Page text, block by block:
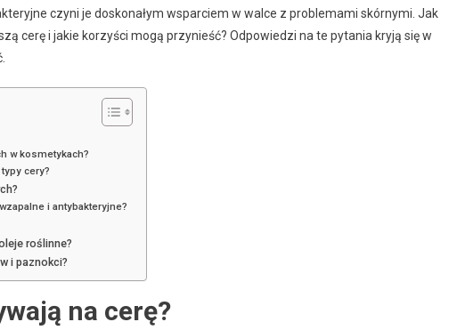
czyni je doskonałym wsparciem w walce z problemami skórnymi. Jak
cerę i jakie korzyści mogą przynieść? Odpowiedzi na te pytania kryją się w
w kosmetykach?
cery?
i antybakteryjne?
roślinne?
i paznokci?
na cerę?